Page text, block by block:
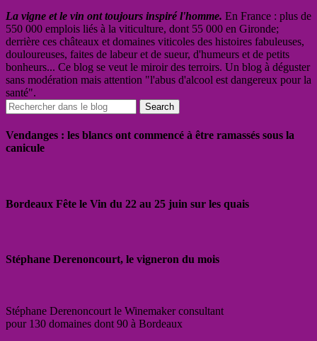
La vigne et le vin ont toujours inspiré l'homme. En France : plus de
550 000 emplois liés à la viticulture, dont 55 000 en Gironde;
derrière ces châteaux et domaines viticoles des histoires fabuleuses,
douloureuses, faites de labeur et de sueur, d'humeurs et de petits
bonheurs... Ce blog se veut le miroir des terroirs. Un blog à déguster
sans modération mais attention "l'abus d'alcool est dangereux pour la
santé".
Vendanges : les blancs ont commencé à être ramassés sous la
canicule
Bordeaux Fête le Vin du 22 au 25 juin sur les quais
Stéphane Derenoncourt, le vigneron du mois
Stéphane Derenoncourt le Winemaker consultant
pour 130 domaines dont 90 à Bordeaux